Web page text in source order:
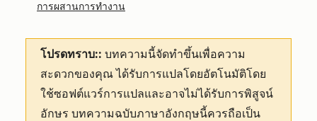
การผสานการทำงาน
โปรดทราบ:: บทความนี้จัดทำขึ้นเพื่อความ
สะดวกของคุณได้รับการแปลโดยอัตโนมัติโดย
ใช้ซอฟต์แวร์การแปลและอาจไม่ได้รับการพิสูจน์
อักษร บทความฉบับภาษาอังกฤษนี้ควรถือเป็น